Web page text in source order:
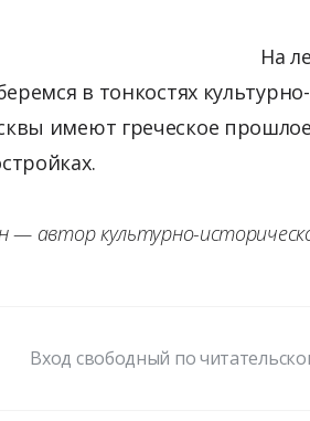
На
в тонкостях
имеют греческое
автор культурно-
Вход свободный по